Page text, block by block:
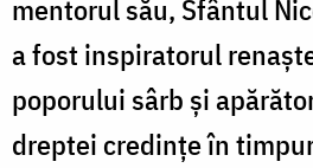
mentorul său, Sfântul
a fost inspiratorul
poporului sârb și
dreptei credințe în